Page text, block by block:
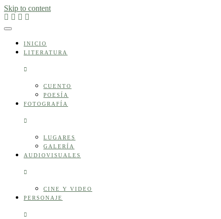
Skip to content
INICIO
LITERATURA
CUENTO
POESÍA
FOTOGRAFÍA
LUGARES
GALERÍA
AUDIOVISUALES
CINE Y VIDEO
PERSONAJE